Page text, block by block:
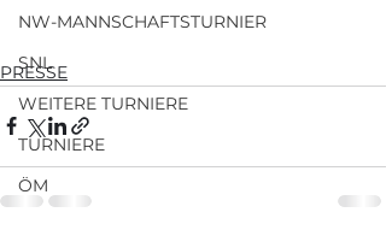
NW-MANNSCHAFTSTURNIER
SNL
WEITERE TURNIERE
TURNIERE
ÖM
PRESSE